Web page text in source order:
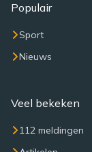
Populair
Sport
Nieuws
Veel bekeken
112 meldingen